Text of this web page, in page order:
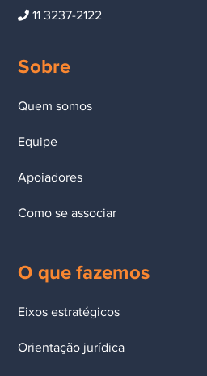
11 3237-2122
Sobre
Quem somos
Equipe
Apoiadores
Como se associar
O que fazemos
Eixos estratégicos
Orientação jurídica